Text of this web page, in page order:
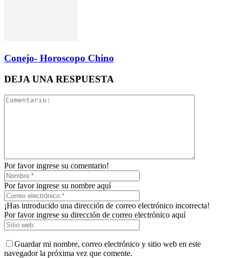
Conejo- Horoscopo Chino
DEJA UNA RESPUESTA
Por favor ingrese su comentario!
Por favor ingrese su nombre aquí
¡Has introducido una dirección de correo electrónico incorrecta!
Por favor ingrese su dirección de correo electrónico aquí
Guardar mi nombre, correo electrónico y sitio web en este
navegador la próxima vez que comente.